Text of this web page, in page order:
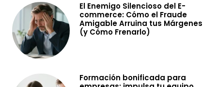
El Enemigo Silencioso del E-
commerce: Cómo el Fraude
Amigable Arruina tus Márgenes
(y Cómo Frenarlo)
Formación bonificada para